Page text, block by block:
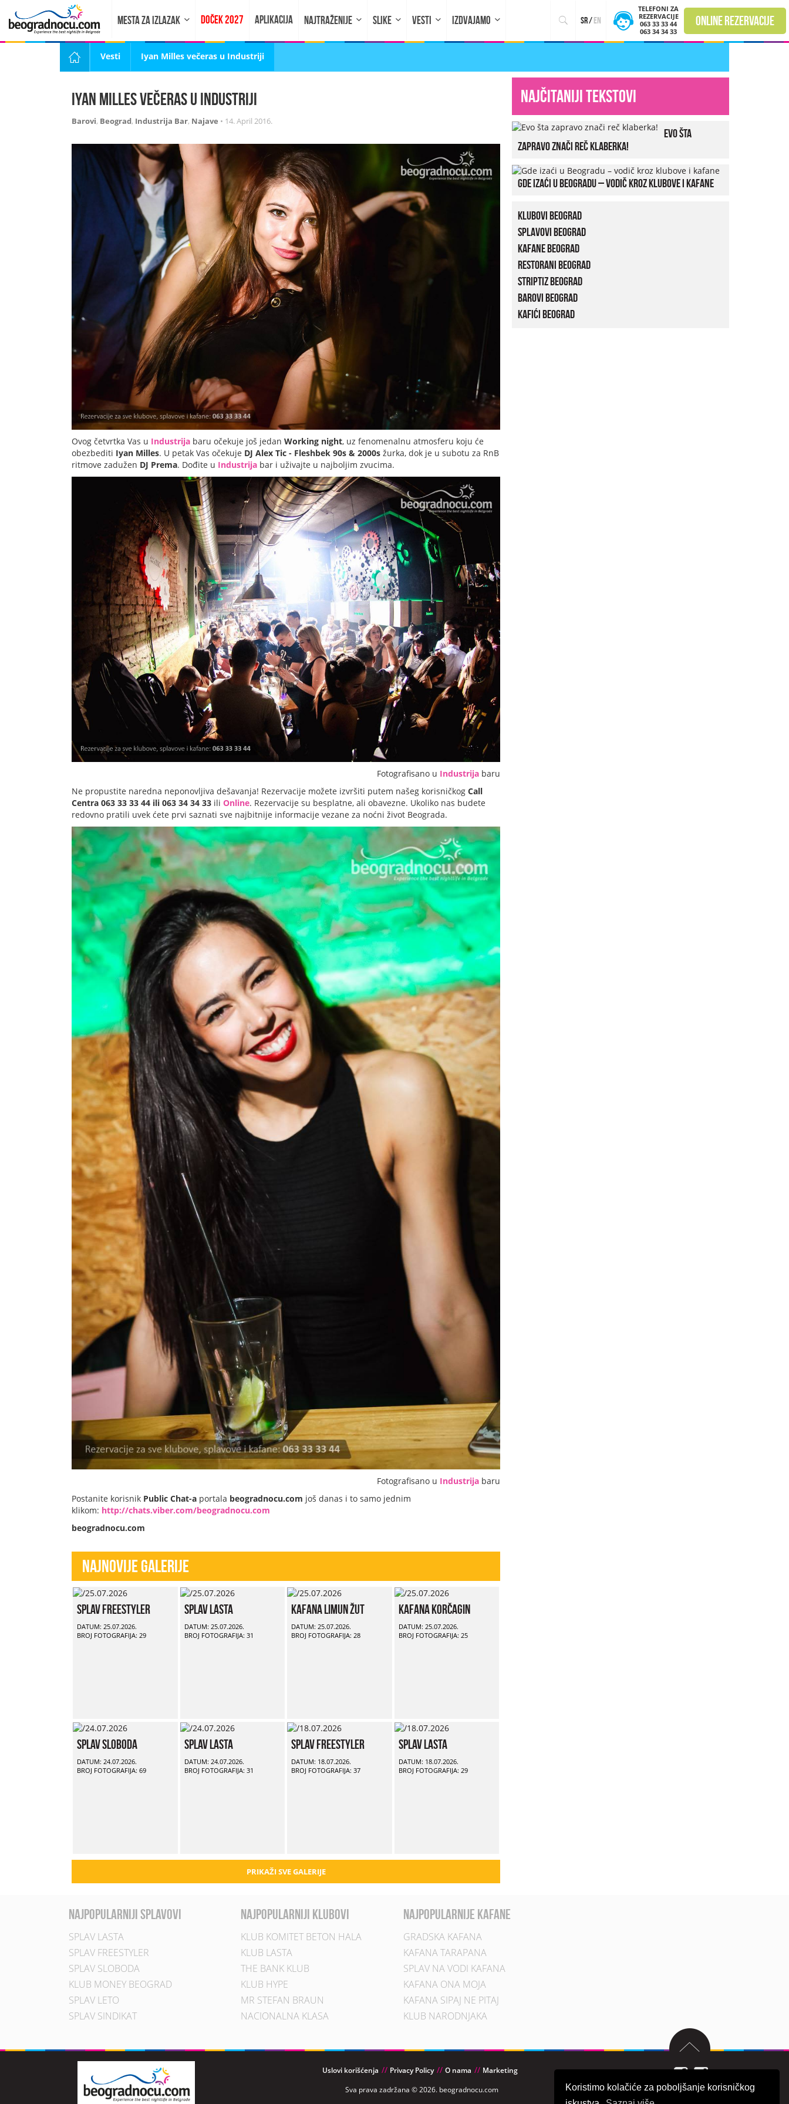
Koristimo kolačiće za poboljšanje korisničkog
MESTA ZA IZLAZAK DOČEK 2027 APLIKACIJA NAJTRAŽENIJE SLIKE VESTI IZDVAJAMO sr/en
TELEFONI ZA
REZERVACIJE
063 33 33 44
063 34 34 33
online rezervacije
Vesti Iyan Milles večeras u Industriji
Iyan Milles večeras u Industriji
Barovi, Beograd, Industrija Bar, Najave • 14. April 2016.
Ovog četvrtka Vas u Industrija baru očekuje još jedan Working night, uz fenomenalnu atmosferu koju će
obezbediti Iyan Milles. U petak Vas očekuje DJ Alex Tic - Fleshbek 90s & 2000s žurka, dok je u subotu za RnB
ritmove zadužen DJ Prema. Dođite u Industrija bar i uživajte u najboljim zvucima.
Fotografisano u Industrija baru
Ne propustite naredna neponovljiva dešavanja! Rezervacije možete izvršiti putem našeg korisničkog Call
Centra 063 33 33 44 ili 063 34 34 33 ili Online. Rezervacije su besplatne, ali obavezne. Ukoliko nas budete
redovno pratili uvek ćete prvi saznati sve najbitnije informacije vezane za noćni život Beograda.
Fotografisano u Industrija baru
Postanite korisnik Public Chat-a portala beogradnocu.com još danas i to samo jednim
klikom: http://chats.viber.com/beogradnocu.com
beogradnocu.com
Najnovije Galerije
Splav Freestyler
DATUM: 25.07.2026.
BROJ FOTOGRAFIJA: 29
Splav Lasta
DATUM: 25.07.2026.
BROJ FOTOGRAFIJA: 31
Kafana Limun Žut
DATUM: 25.07.2026.
BROJ FOTOGRAFIJA: 28
Kafana Korčagin
DATUM: 25.07.2026.
BROJ FOTOGRAFIJA: 25
Splav Sloboda
DATUM: 24.07.2026.
BROJ FOTOGRAFIJA: 69
Splav Lasta
DATUM: 24.07.2026.
BROJ FOTOGRAFIJA: 31
Splav Freestyler
DATUM: 18.07.2026.
BROJ FOTOGRAFIJA: 37
Splav Lasta
DATUM: 18.07.2026.
BROJ FOTOGRAFIJA: 29
PRIKAŽI SVE GALERIJE
Najčitaniji tekstovi
Evo šta
zapravo znači reč klaberka!
Gde izaći u Beogradu – vodič kroz klubove i kafane
Klubovi Beograd
Splavovi Beograd
Kafane Beograd
Restorani Beograd
Striptiz Beograd
Barovi Beograd
Kafići Beograd
najpopularniji splavovi
SPLAV LASTA
SPLAV FREESTYLER
SPLAV SLOBODA
KLUB MONEY BEOGRAD
SPLAV LETO
SPLAV SINDIKAT
najpopularniji klubovi
KLUB KOMITET BETON HALA
KLUB LASTA
THE BANK KLUB
KLUB HYPE
MR STEFAN BRAUN
NACIONALNA KLASA
najpopularnije kafane
GRADSKA KAFANA
KAFANA TARAPANA
SPLAV NA VODI KAFANA
KAFANA ONA MOJA
KAFANA SIPAJ NE PITAJ
KLUB NARODNJAKA
Uslovi korišćenja Privacy Policy O nama
Marketing
Sva prava zadržana © 2026. beogradnocu.com